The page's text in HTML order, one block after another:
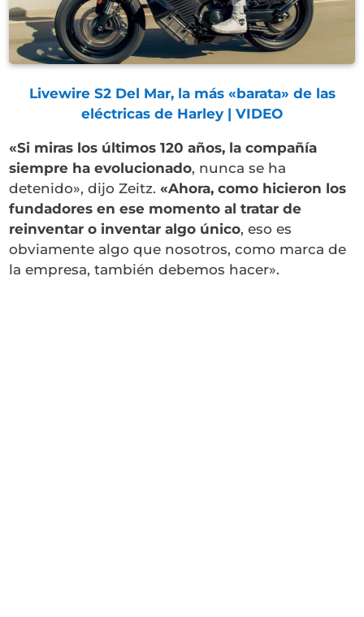
Livewire S2 Del Mar, la más «barata» de las
eléctricas de Harley | VIDEO
«Si miras los últimos 120 años, la compañía
siempre ha evolucionado, nunca se ha
detenido», dijo Zeitz.«Ahora, como hicieron los
fundadores en ese momento al tratar de
reinventar o inventar algo único, eso es
obviamente algo que nosotros, como marca de
la empresa, también debemos hacer».